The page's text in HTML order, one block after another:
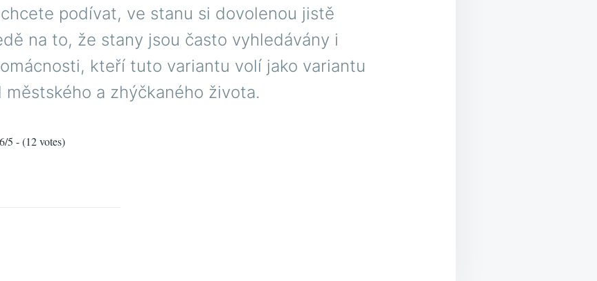
podívat, ve stanu si dovolenou jistě
na to, že stany jsou často vyhledávány i
kteří tuto variantu volí jako variantu
a zhýčkaného života.
5 - (12 votes)